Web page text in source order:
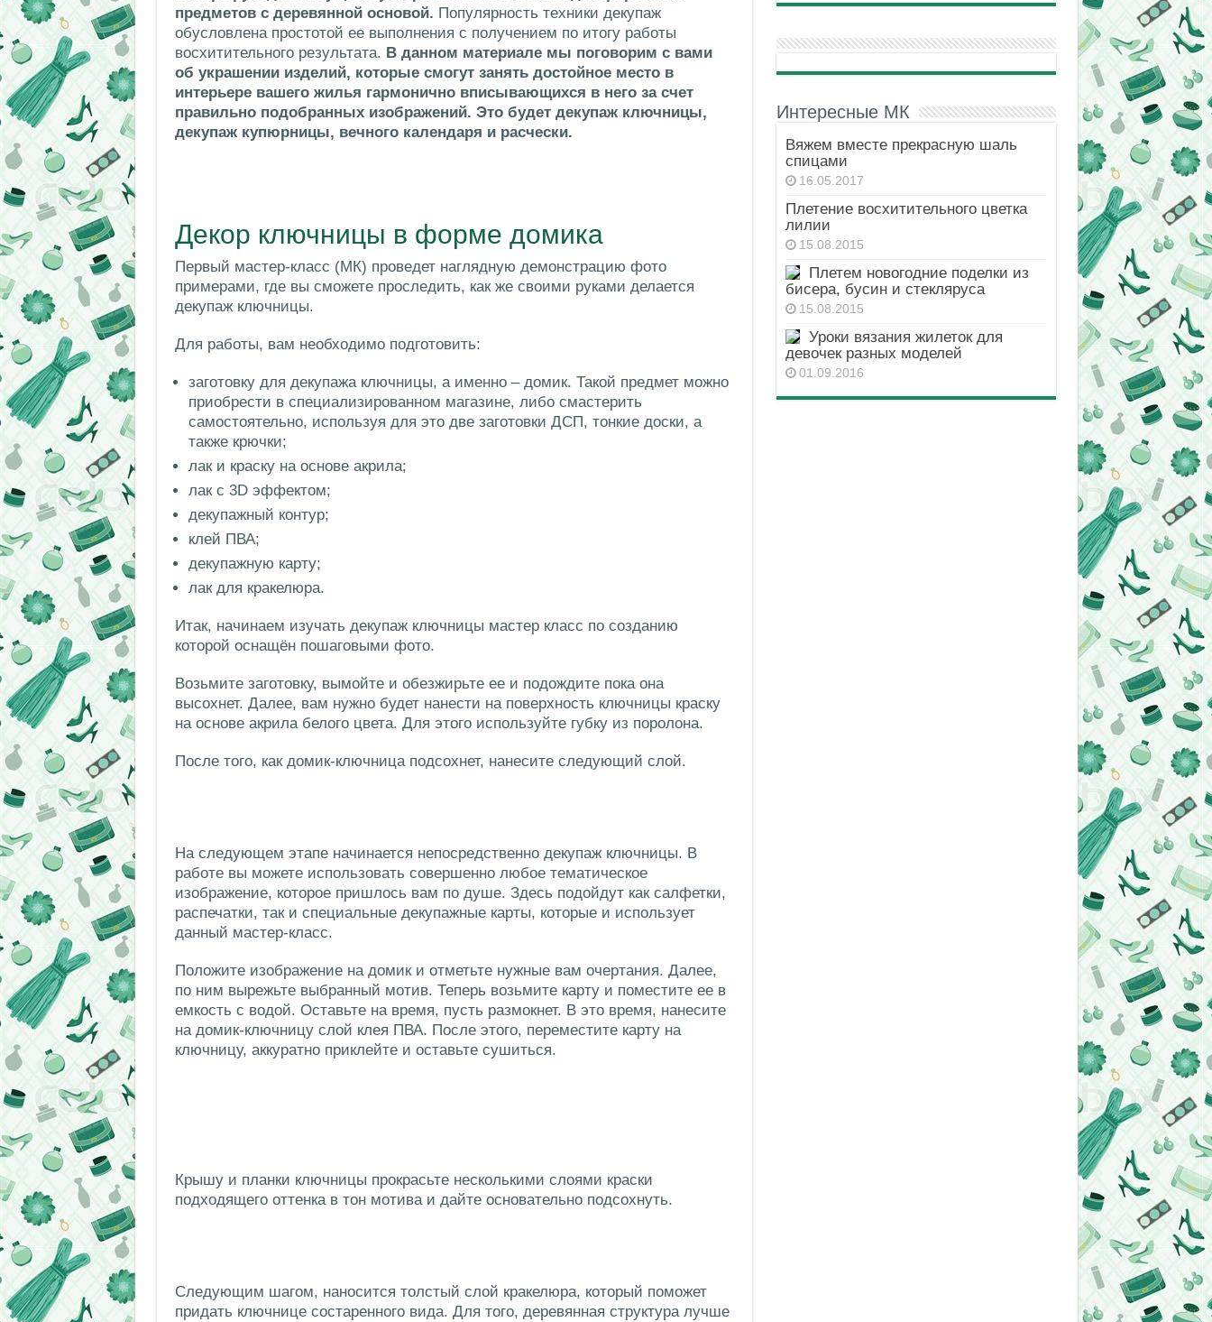
предметов с деревянной основой. Популярность техники декупаж
обусловлена простотой ее выполнения с получением по итогу работы
восхитительного результата. В данном материале мы поговорим с вами
об украшении изделий, которые смогут занять достойное место в
интерьере вашего жилья гармонично вписывающихся в него за счет
правильно подобранных изображений. Это будет декупаж ключницы,
декупаж купюрницы, вечного календаря и расчески.
Декор ключницы в форме домика
Первый мастер-класс (МК) проведет наглядную демонстрацию фото
примерами, где вы сможете проследить, как же своими руками делается
декупаж ключницы.
Для работы, вам необходимо подготовить:
заготовку для декупажа ключницы, а именно – домик. Такой предмет можно
приобрести в специализированном магазине, либо смастерить
самостоятельно, используя для это две заготовки ДСП, тонкие доски, а
также крючки;
лак и краску на основе акрила;
лак с 3D эффектом;
декупажный контур;
клей ПВА;
декупажную карту;
лак для кракелюра.
Итак, начинаем изучать декупаж ключницы мастер класс по созданию
которой оснащён пошаговыми фото.
Возьмите заготовку, вымойте и обезжирьте ее и подождите пока она
высохнет. Далее, вам нужно будет нанести на поверхность ключницы краску
на основе акрила белого цвета. Для этого используйте губку из поролона.
После того, как домик-ключница подсохнет, нанесите следующий слой.
На следующем этапе начинается непосредственно декупаж ключницы. В
работе вы можете использовать совершенно любое тематическое
изображение, которое пришлось вам по душе. Здесь подойдут как салфетки,
распечатки, так и специальные декупажные карты, которые и использует
данный мастер-класс.
Положите изображение на домик и отметьте нужные вам очертания. Далее,
по ним вырежьте выбранный мотив. Теперь возьмите карту и поместите ее в
емкость с водой. Оставьте на время, пусть размокнет. В это время, нанесите
на домик-ключницу слой клея ПВА. После этого, переместите карту на
ключницу, аккуратно приклейте и оставьте сушиться.
Крышу и планки ключницы прокрасьте несколькими слоями краски
подходящего оттенка в тон мотива и дайте основательно подсохнуть.
Следующим шагом, наносится толстый слой кракелюра, который поможет
придать ключнице состаренного вида. Для того, деревянная структура лучше
Интересные МК
Вяжем вместе прекрасную шаль
спицами
16.05.2017
Плетение восхитительного цветка
лилии
15.08.2015
Плетем новогодние поделки из
бисера, бусин и стекляруса
15.08.2015
Уроки вязания жилеток для
девочек разных моделей
01.09.2016